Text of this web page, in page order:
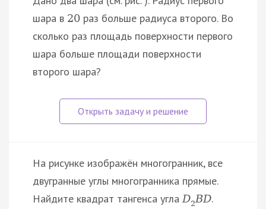
шара в 20 раз больше радиуса второго. Во
сколько раз площадь поверхности первого
шара больше площади поверхности
второго шара?
На рисунке изображён многогранник, все
двугранные углы многогранника прямые.
Найдите квадрат тангенса углаD2BD.